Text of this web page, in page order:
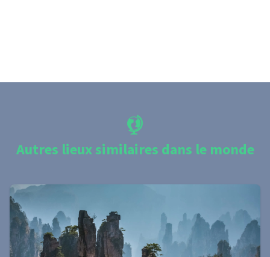
Autres lieux similaires dans le monde